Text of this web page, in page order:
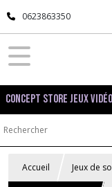
0623863350
Concept Store Jeux
Accueil Jeux de